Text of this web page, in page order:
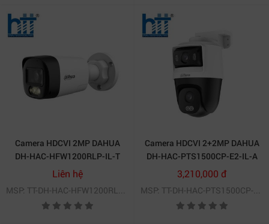
Website:
Camera HDCVI 2MP DAHUA
DH-HAC-HFW1200RLP-IL-T
Liên hệ
MSP: TT-DH-HAC-HFW1200RLP-IL-T
Camera HDCVI 2+2MP DAHUA
DH-HAC-PTS1500CP-E2-IL-A
3,210,000 đ
MSP: TT-DH-HAC-PTS1500CP-E2-IL-A